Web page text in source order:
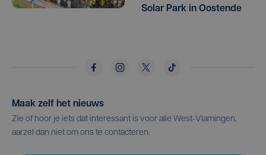
Solar Park in Oostende
Maak zelf het nieuws
Zie of hoor je iets dat interessant is voor alle West-Vlamingen,
aarzel dan niet om ons te contacteren.